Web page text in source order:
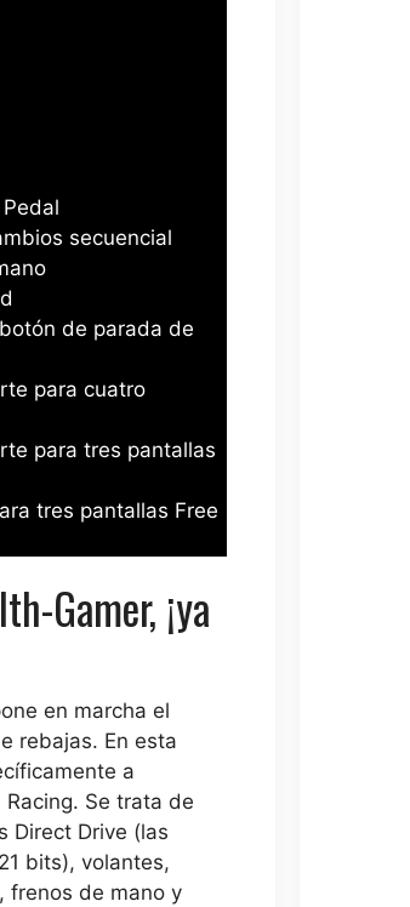
secuencial
de parada de
para cuatro
para tres pantallas
tres pantallas Free
Gamer, ¡ya
en marcha el
rebajas. En esta
a
Se trata de
Direct Drive (las
bits), volantes,
frenos de mano y